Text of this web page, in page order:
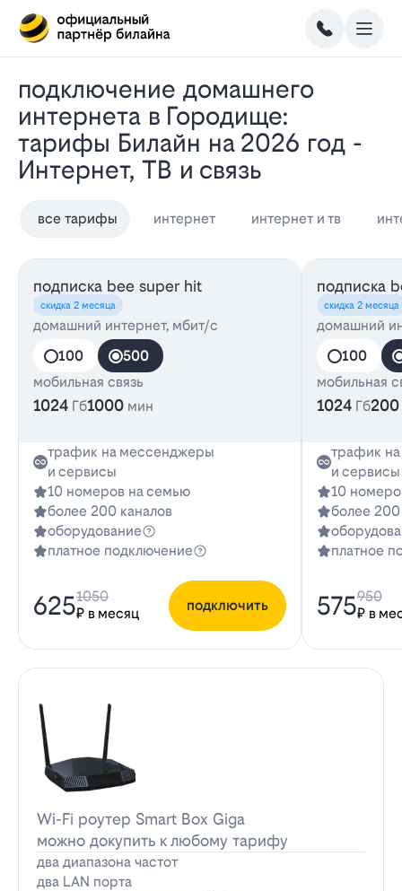
Подключение домашнего
интернета в Городище:
тарифы Билайн на 2026 год -
Интернет, ТВ и связь
все тарифы интернет интернет и тв
подписка bee super hit
скидка 2 месяца
домашний интернет, мбит/с
100
500
мобильная связь
1024 Гб1000 мин
трафик на мессенджеры
и сервисы
10 номеров на семью
более 200 каналов
оборудование
платное подключение
625₽ в месяц
1050
подключить
подписка
скидка 2 месяца
домашний
100
мобильная
1024 Гб200
трафик
и сервисы
10
более 200
платное
575₽ в
950
Wi-Fi роутер Smart Box Giga
можно докупить к любому тарифу
два диапазона частот
два LAN порта